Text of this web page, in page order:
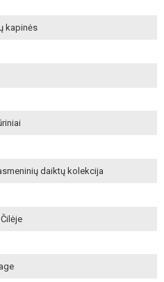
kapinės
daiktų kolekcija